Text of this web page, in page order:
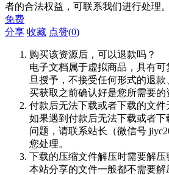
者的合法权益，可联系我们进行处理。
免费
分享 收藏 点赞(0)
购买该资源后，可以退款吗？
电子文档属于虚拟商品，具有
旦授予，不接受任何形式的退
买获取之前确认好是您所需要的
付款后无法下载或者下载的文件
如果遇到付款后无法下载或者
问题，请联系站长（微信号
您处理。
下载的压缩文件解压时需要解压
本站分享的文件一般都不需要